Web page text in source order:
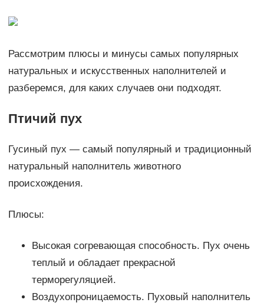
Рассмотрим плюсы и минусы самых популярных
натуральных и искусственных наполнителей и
разберемся, для каких случаев они подходят.
Птичий пух
Гусиный пух ― самый популярный и традиционный
натуральный наполнитель животного
происхождения.
Плюсы:
Высокая согревающая способность. Пух очень
теплый и обладает прекрасной
терморегуляцией.
Воздухопроницаемость. Пуховый наполнитель